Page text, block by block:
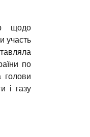
щодо
участь
по
голови
і газу